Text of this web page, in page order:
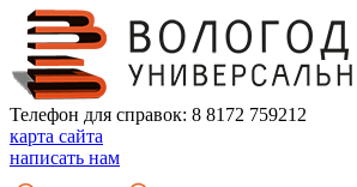
Телефон для справок: 8 8172 759212
карта сайта
написать нам